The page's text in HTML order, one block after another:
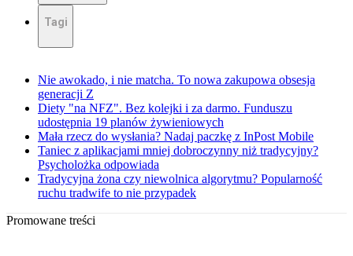
Tagi
Nie awokado, i nie matcha. To nowa zakupowa obsesja
generacji Z
Diety "na NFZ". Bez kolejki i za darmo. Funduszu
udostępnia 19 planów żywieniowych
Mała rzecz do wysłania? Nadaj paczkę z InPost Mobile
Taniec z aplikacjami mniej dobroczynny niż tradycyjny?
Psycholożka odpowiada
Tradycyjna żona czy niewolnica algorytmu? Popularność
ruchu tradwife to nie przypadek
Promowane treści